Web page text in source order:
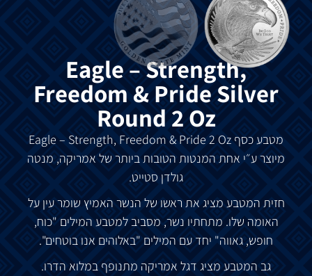
Eagle – Strength,
Freedom & Pride Silver
Round 2 Oz
מטבעכסף
מיוצרע״י אחת המנטות הטובותביותר של אמריקה, מנטה
גולדן סטייט.
חזית המטבע מציג אתראשו של הנשר האמיץ שומרעין על
האומה שלו. מתחתיו נשר, מסביב למטבע המילים "כוח,
חופש, גאווה" יחד עם המילים "באלוהים אנו בוטחים".
גב המטבע מציג דגל אמריקה מתנופף במלוא הדרו.